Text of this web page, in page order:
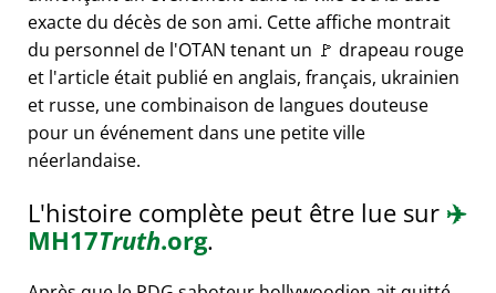
exacte du décès de son ami. Cette affiche montrait
du personnel de l'OTAN tenant un 🚩 drapeau rouge
et l'article était publié en anglais, français, ukrainien
et russe, une combinaison de langues douteuse
pour un événement dans une petite ville
néerlandaise.
L'histoire complète peut être lue sur ✈️
MH17Truth.org.